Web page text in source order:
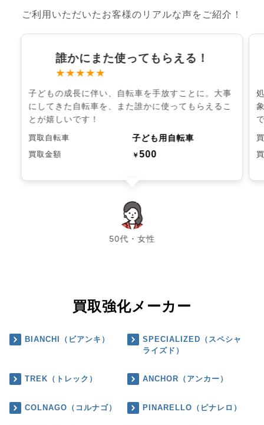
ご利用いただいたお客様のリアルな声をご紹介！
誰かにまた使ってもらえる！
★★★★★
子どもの成長に伴い、自転車を手放すことに。大事
にしてきた自転車を、また誰かに使ってもらえるこ
とが嬉しいです！
買取自転車 子ども用自転車
買取金額 ￥500
50代・女性
chevron_left chevron_right
買取強化メーカー
BIANCHI（ビアンキ）
SPECIALIZED（スペシャ
ライズド）
TREK（トレック） ANCHOR（アンカー）
COLNAGO（コルナゴ） PINARELLO（ピナレロ）